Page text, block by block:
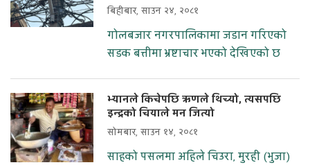
बिहीबार, साउन २४, २०८१
गोलबजार नगरपालिकामा जडान गरिएको
सडक बत्तीमा भ्रष्टाचार भएको देखिएको छ
भ्यानले किचेपछि ऋणले थिच्यो, त्यसपछि
इन्द्रको चियाले मन जित्यो
सोमबार, साउन १४, २०८१
साहको पसलमा अहिले चिउरा, मुरही (भुजा)